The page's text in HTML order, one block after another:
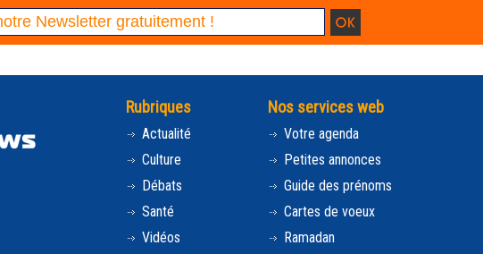
Rubriques
Actualité
Culture
Débats
Santé
Vidéos
Nos services web
Votre agenda
Petites annonces
Guide des prénoms
Cartes de voeux
Ramadan